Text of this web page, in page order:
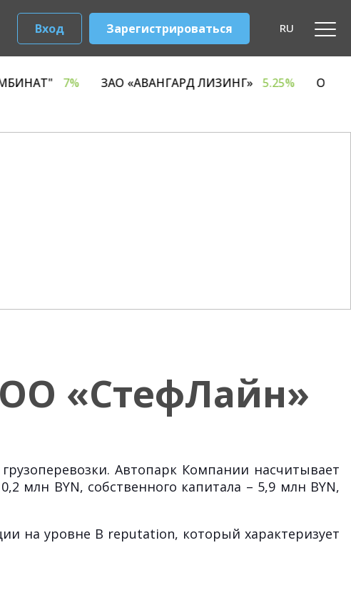
RU
Вход Зарегистрироваться
КОМБИНАТ" 7% ЗАО «АВАНГАРД ЛИЗИНГ» 5.25%
«СтефЛайн»
Автопарк Компании насчитывает
млн BYN, собственного капитала – 5,9 млн BYN,
на уровне B reputation, который характеризует